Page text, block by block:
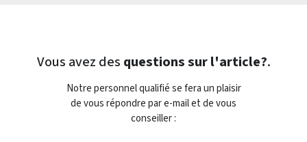
Vous avez des questions sur l'article?.
Notre personnel qualifié se fera un plaisir
de vous répondre par e-mail et de vous
conseiller :